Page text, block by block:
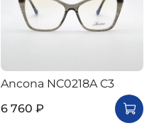
Ancona NC0218A C3
6 760 ₽